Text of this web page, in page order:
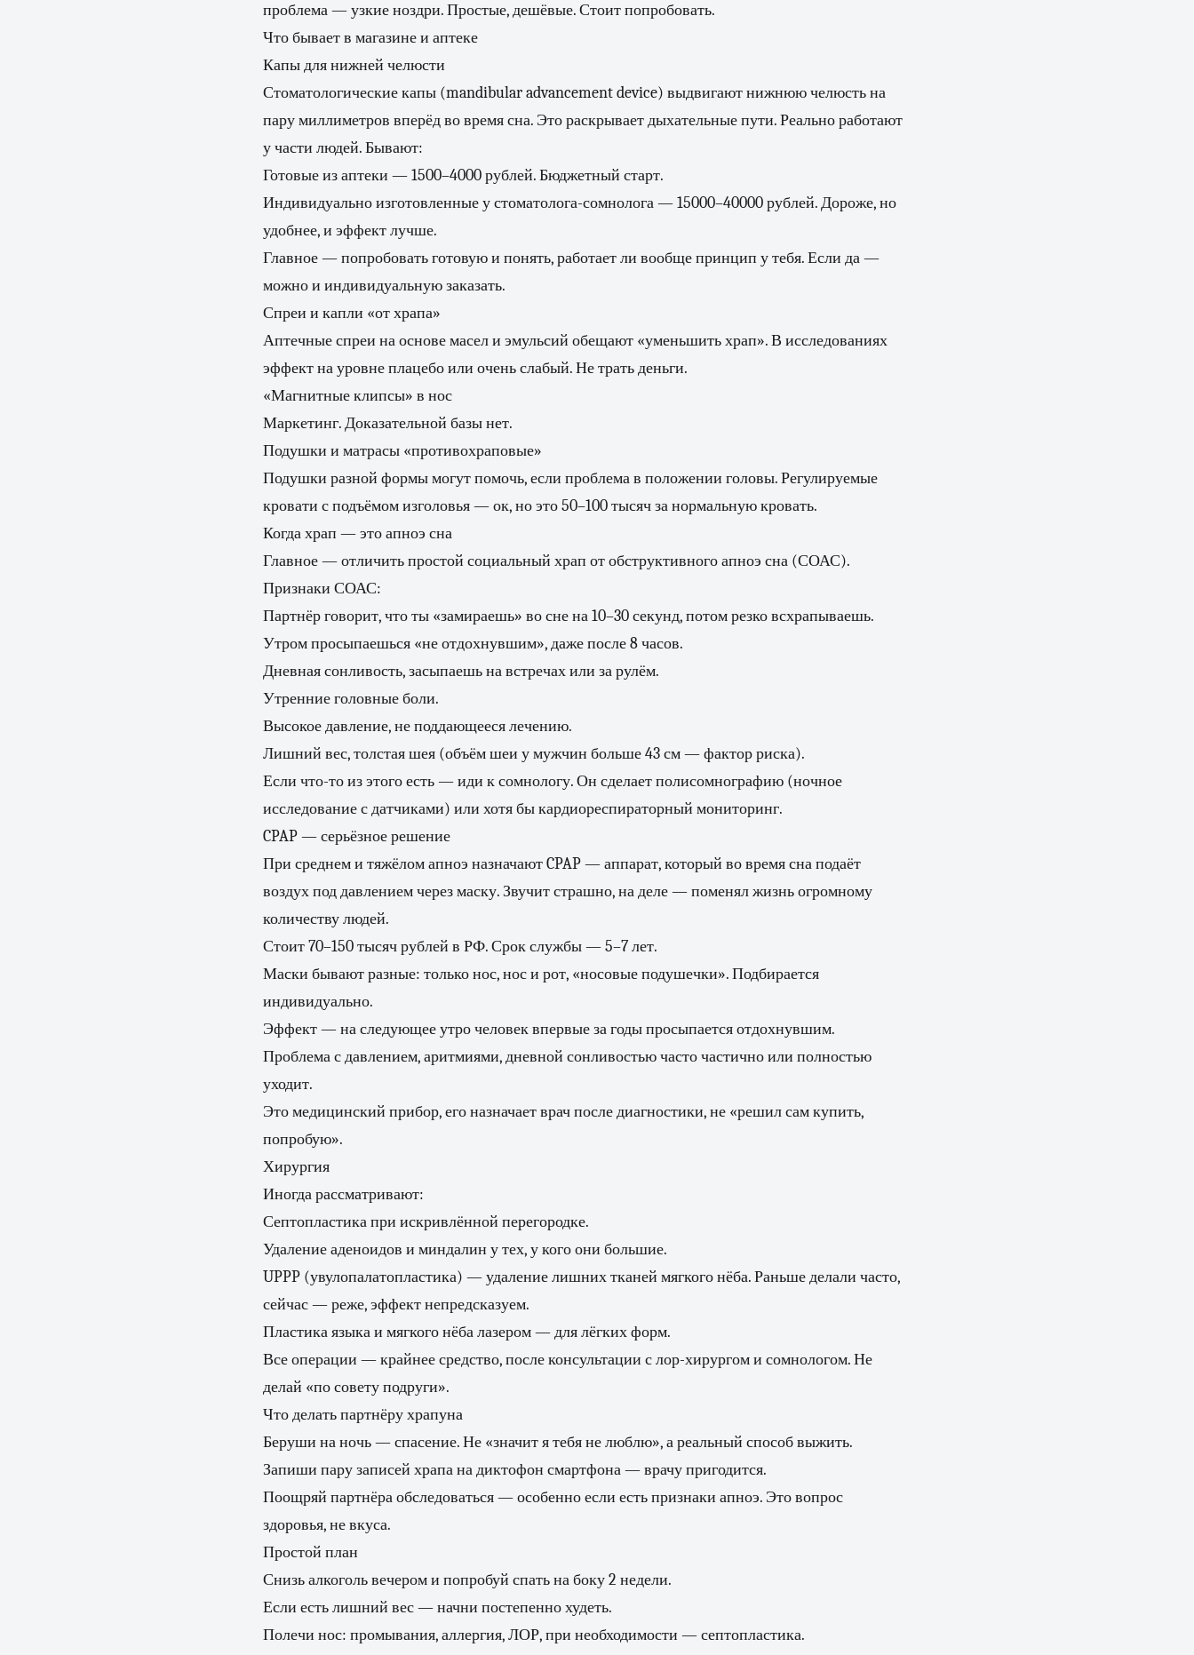
проблема — узкие ноздри. Простые, дешёвые. Стоит попробовать.
Что бывает в магазине и аптеке
Капы для нижней челюсти
Стоматологические капы (mandibular advancement device) выдвигают нижнюю челюсть на
пару миллиметров вперёд во время сна. Это раскрывает дыхательные пути. Реально работают
у части людей. Бывают:
Готовые из аптеки — 1500–4000 рублей. Бюджетный старт.
Индивидуально изготовленные у стоматолога-сомнолога — 15000–40000 рублей. Дороже, но
удобнее, и эффект лучше.
Главное — попробовать готовую и понять, работает ли вообще принцип у тебя. Если да —
можно и индивидуальную заказать.
Спреи и капли «от храпа»
Аптечные спреи на основе масел и эмульсий обещают «уменьшить храп». В исследованиях
эффект на уровне плацебо или очень слабый. Не трать деньги.
«Магнитные клипсы» в нос
Маркетинг. Доказательной базы нет.
Подушки и матрасы «противохраповые»
Подушки разной формы могут помочь, если проблема в положении головы. Регулируемые
кровати с подъёмом изголовья — ок, но это 50–100 тысяч за нормальную кровать.
Когда храп — это апноэ сна
Главное — отличить простой социальный храп от обструктивного апноэ сна (СОАС).
Признаки СОАС:
Партнёр говорит, что ты «замираешь» во сне на 10–30 секунд, потом резко всхрапываешь.
Утром просыпаешься «не отдохнувшим», даже после 8 часов.
Дневная сонливость, засыпаешь на встречах или за рулём.
Утренние головные боли.
Высокое давление, не поддающееся лечению.
Лишний вес, толстая шея (объём шеи у мужчин больше 43 см — фактор риска).
Если что-то из этого есть — иди к сомнологу. Он сделает полисомнографию (ночное
исследование с датчиками) или хотя бы кардиореспираторный мониторинг.
CPAP — серьёзное решение
При среднем и тяжёлом апноэ назначают CPAP — аппарат, который во время сна подаёт
воздух под давлением через маску. Звучит страшно, на деле — поменял жизнь огромному
количеству людей.
Стоит 70–150 тысяч рублей в РФ. Срок службы — 5–7 лет.
Маски бывают разные: только нос, нос и рот, «носовые подушечки». Подбирается
индивидуально.
Эффект — на следующее утро человек впервые за годы просыпается отдохнувшим.
Проблема с давлением, аритмиями, дневной сонливостью часто частично или полностью
уходит.
Это медицинский прибор, его назначает врач после диагностики, не «решил сам купить,
попробую».
Хирургия
Иногда рассматривают:
Септопластика при искривлённой перегородке.
Удаление аденоидов и миндалин у тех, у кого они большие.
UPPP (увулопалатопластика) — удаление лишних тканей мягкого нёба. Раньше делали часто,
сейчас — реже, эффект непредсказуем.
Пластика языка и мягкого нёба лазером — для лёгких форм.
Все операции — крайнее средство, после консультации с лор-хирургом и сомнологом. Не
делай «по совету подруги».
Что делать партнёру храпуна
Беруши на ночь — спасение. Не «значит я тебя не люблю», а реальный способ выжить.
Запиши пару записей храпа на диктофон смартфона — врачу пригодится.
Поощряй партнёра обследоваться — особенно если есть признаки апноэ. Это вопрос
здоровья, не вкуса.
Простой план
Снизь алкоголь вечером и попробуй спать на боку 2 недели.
Если есть лишний вес — начни постепенно худеть.
Полечи нос: промывания, аллергия, ЛОР, при необходимости — септопластика.